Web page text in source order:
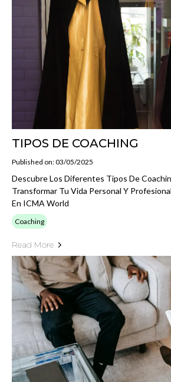
TIPOS DE COACHING
Published on: 03/05/2025
Descubre Los Diferentes Tipos De
Transformar Tu Vida Personal Y
En ICMA World
Coaching
Read More